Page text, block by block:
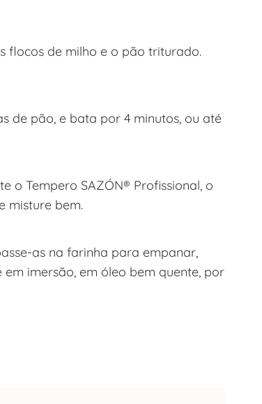
flocos de milho e o pão triturado.
de pão, e bata por 4 minutos, ou até
o Tempero SAZÓN® Profissional, o
misture bem.
as na farinha para empanar,
imersão, em óleo bem quente, por